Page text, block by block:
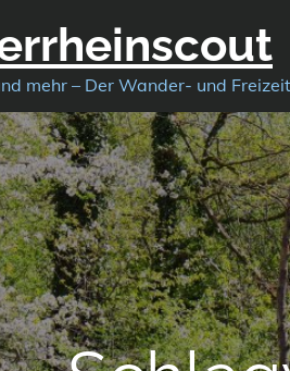
mehr – Der Wander- und